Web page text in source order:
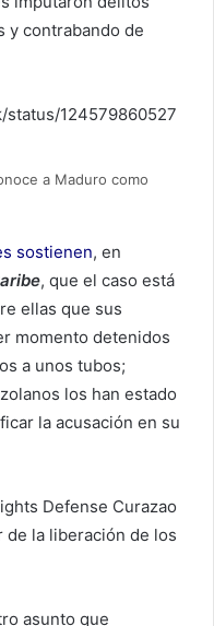
y contrabando de
124579860527
a Maduro como
sostienen, en
, que el caso está
ellas que sus
momento detenidos
a unos tubos;
los han estado
la acusación en su
Defense Curazao
de la liberación de los
asunto que